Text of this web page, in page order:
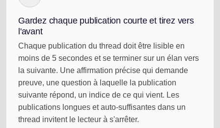
Gardez chaque publication courte et tirez vers
l'avant
Chaque publication du thread doit être lisible en
moins de 5 secondes et se terminer sur un élan vers
la suivante. Une affirmation précise qui demande
preuve, une question à laquelle la publication
suivante répond, un indice de ce qui vient. Les
publications longues et auto-suffisantes dans un
thread invitent le lecteur à s'arrêter.